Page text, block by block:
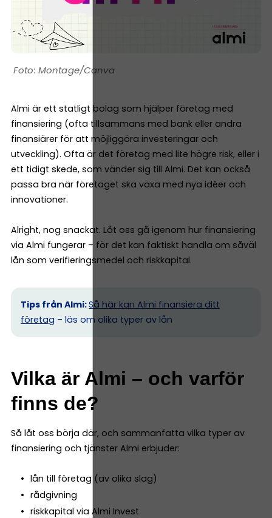
Montage/Canva
Almi är ett statligt bolag som hjälper företag med
finansiering (ofta tillsammans med bank eller andra
finansiärer för att möjliggöra investeringar och
utveckling). Ofta är det företag med lite högre risk, eller i
ett tidigt skede, som vänder sig till Almi. Det kan också
passa bra när företaget ska växa med nya idéer och
innovationer.
Alright, nog snackat. Låt oss gå igenom hur finansiering
via Almi fungerar – för det kan faktiskt handla om såväl
lån som verifieringsmedel och riskkapital.
Tips från Almi:Så här kan Almi finansiera ditt
företag – läs om olika typer av lån
Vilka är Almi – och varför
finns de?
Så låt oss börja där, och sammanfatta vilka typer av
finansiering och tjänster Almi erbjuder:
lån till företag (av olika slag)
rådgivning
riskkapital via Almi Invest